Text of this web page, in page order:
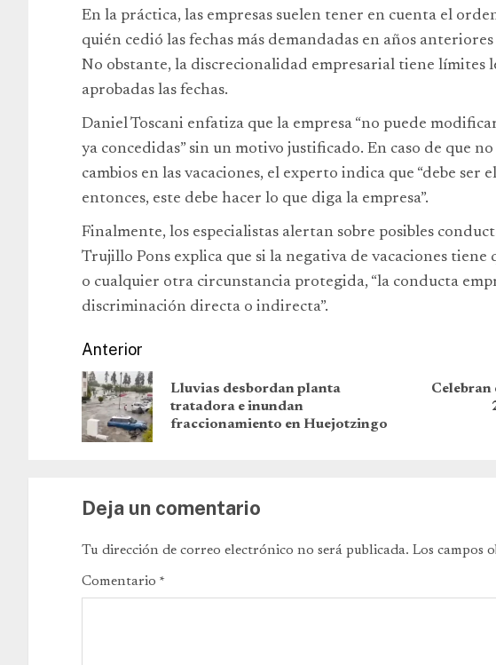
En la práctica, las empresas suelen tener en cuenta el
quién cedió las fechas más demandadas en años
No obstante, la discrecionalidad empresarial tiene límites
aprobadas las fechas.
Daniel Toscani enfatiza que la empresa “no puede
ya concedidas” sin un motivo justificado. En caso de que
cambios en las vacaciones, el experto indica que “debe ser
entonces, este debe hacer lo que diga la empresa”.
Finalmente, los especialistas alertan sobre posibles
Trujillo Pons explica que si la negativa de vacaciones
o cualquier otra circunstancia protegida, “la conducta
discriminación directa o indirecta”.
Anterior
Lluvias desbordan planta
tratadora e inundan
fraccionamiento en Huejotzingo
Celebran
Deja un comentario
Tu dirección de correo electrónico no será publicada. Los campos
Comentario *